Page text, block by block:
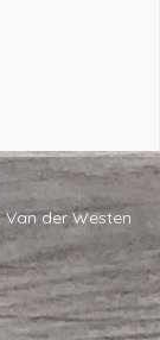
Van der Westen